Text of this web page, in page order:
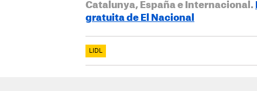
Catalunya, España e Internacional.
gratuita de El Nacional
LIDL